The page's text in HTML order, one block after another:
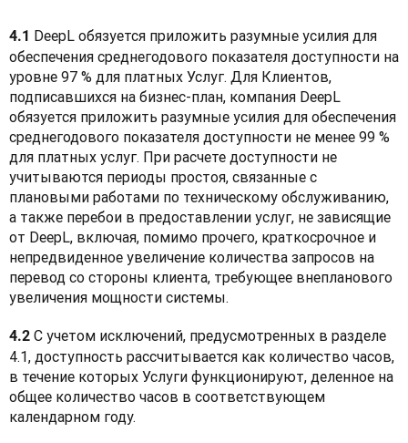
4.1 DeepL обязуется приложить разумные усилия для
обеспечения среднегодового показателя доступности на
уровне 97 % для платных Услуг. Для Клиентов,
подписавшихся на бизнес-план, компания DeepL
обязуется приложить разумные усилия для обеспечения
среднегодового показателя доступности не менее 99 %
для платных услуг. При расчете доступности не
учитываются периоды простоя, связанные с
плановыми работами по техническому обслуживанию,
а также перебои в предоставлении услуг, не зависящие
от DeepL, включая, помимо прочего, краткосрочное и
непредвиденное увеличение количества запросов на
перевод со стороны клиента, требующее внепланового
увеличения мощности системы.
4.2 С учетом исключений, предусмотренных в разделе
4.1, доступность рассчитывается как количество часов,
в течение которых Услуги функционируют, деленное на
общее количество часов в соответствующем
календарном году.